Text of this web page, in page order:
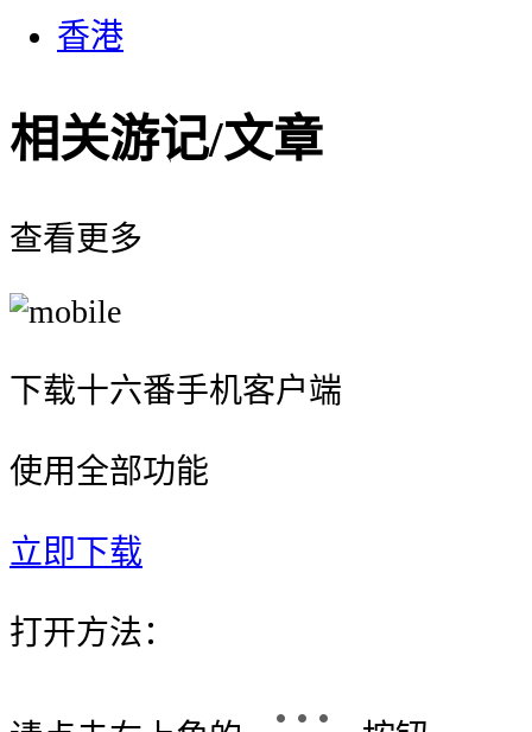
香港
相关游记/文章
查看更多
下载十六番手机客户端
使用全部功能
立即下载
打开方法：